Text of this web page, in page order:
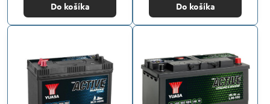
Do košíka Do košíka